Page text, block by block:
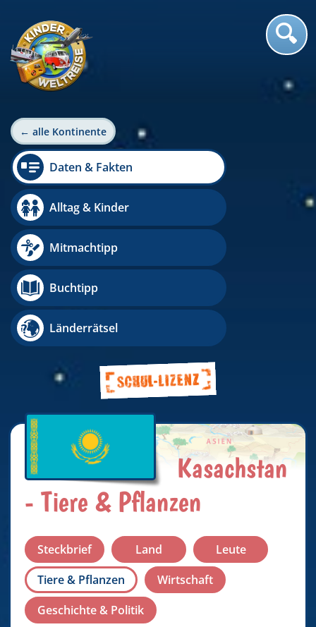
← alle Kontinente
Daten & Fakten
Alltag & Kinder
Mitmachtipp
Buchtipp
Länderrätsel
Kasachstan
- Tiere & Pflanzen
Steckbrief Land
Leute
Tiere & Pflanzen
Wirtschaft
Geschichte & Politik